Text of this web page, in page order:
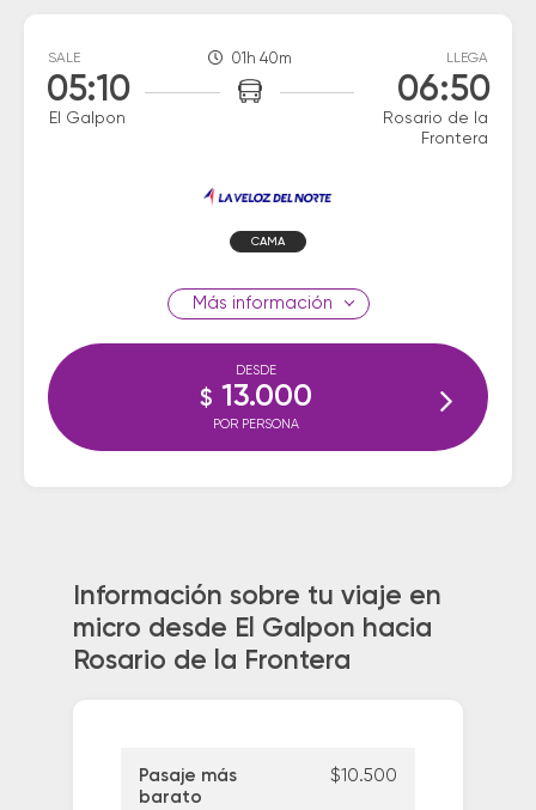
SALE
05:10
El Galpon
01h 40m LLEGA
06:50
Rosario de la
Frontera
CAMA
información
DESDE
$ 13.000
POR PERSONA
Información sobre tu viaje en
micro desde El Galpon hacia
Rosario de la Frontera
Pasaje más
barato
$10.500